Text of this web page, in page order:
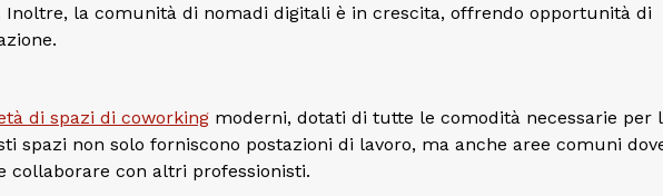
Inoltre, la comunità di nomadi digitali è in crescita, offrendo opportunità di
di spazi di coworking moderni, dotati di tutte le comodità necessarie per
spazi non solo forniscono postazioni di lavoro, ma anche aree comuni
collaborare con altri professionisti.